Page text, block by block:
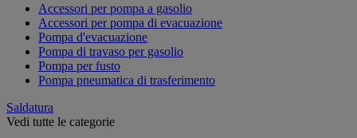
Accessori per pompa a gasolio
Accessori per pompa di evacuazione
Pompa d'evacuazione
Pompa di travaso per gasolio
Pompa per fusto
Pompa pneumatica di trasferimento
Saldatura
Vedi tutte le categorie